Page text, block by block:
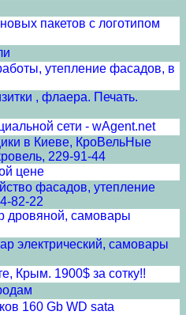
пакетов с логотипом
утепление фасадов, в
, флаера. Печать.
сети - wAgent.net
в Киеве, КроВельНые
229-91-44
цене
фасадов, утепление
82-22
дровяной, самовары
электрический, самовары
Крым. 1900$ за сотку!!
160 Gb WD sata